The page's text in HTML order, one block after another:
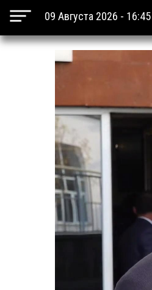
09 Августа 2026 - 16:45